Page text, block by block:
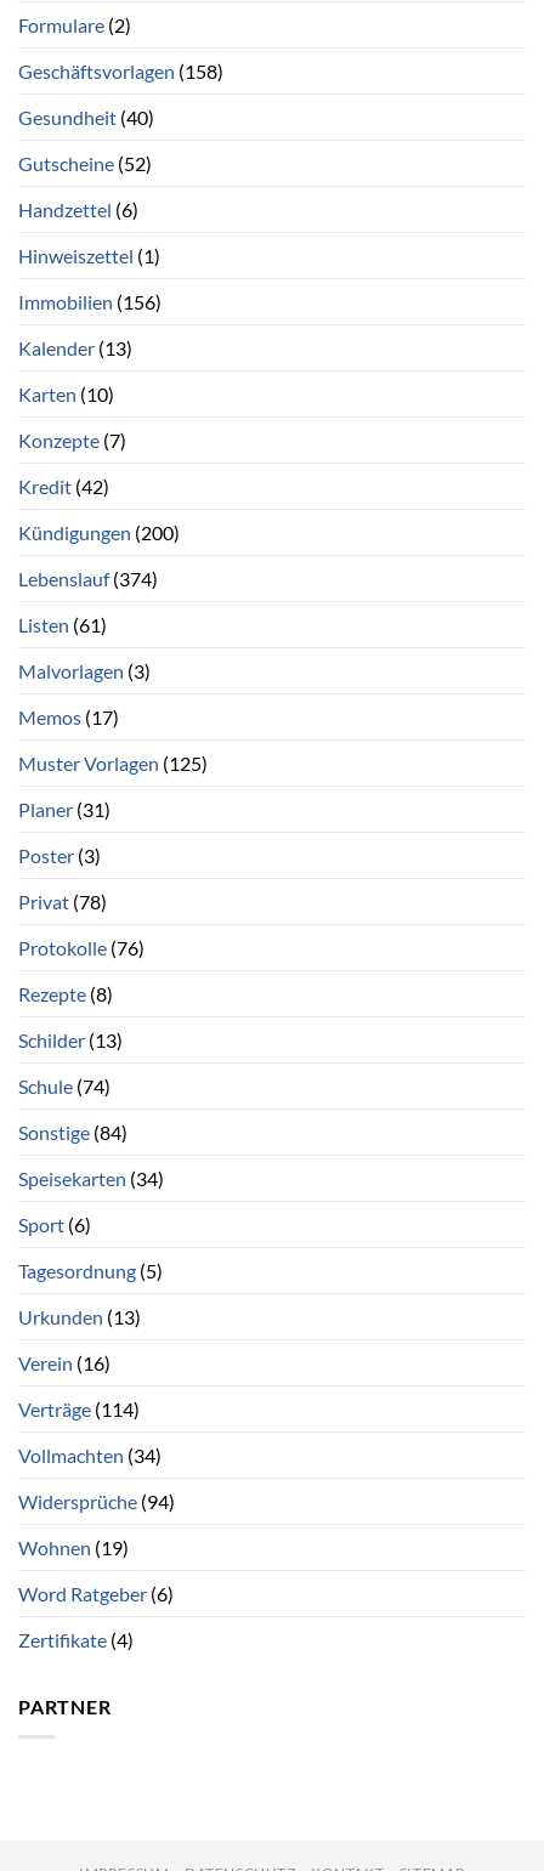
Formulare (2)
Geschäftsvorlagen (158)
Gesundheit (40)
Gutscheine (52)
Handzettel (6)
Hinweiszettel (1)
Immobilien (156)
Kalender (13)
Karten (10)
Konzepte (7)
Kredit (42)
Kündigungen (200)
Lebenslauf(374)
Listen (61)
Malvorlagen (3)
Memos (17)
Muster Vorlagen (125)
Planer (31)
Poster (3)
Privat (78)
Protokolle (76)
Rezepte (8)
Schilder (13)
Schule (74)
Sonstige (84)
Speisekarten (34)
Sport (6)
Tagesordnung (5)
Urkunden (13)
Verein (16)
Verträge (114)
Vollmachten (34)
Widersprüche (94)
Wohnen (19)
Word Ratgeber (6)
Zertifikate (4)
PARTNER